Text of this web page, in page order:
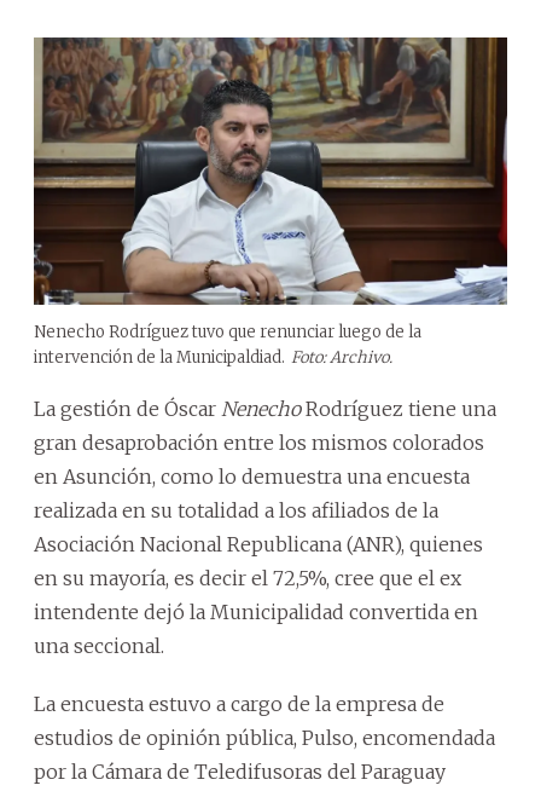
Nenecho Rodríguez tuvo que renunciar luego de la
intervención de la Municipaldiad. Foto: Archivo.
La gestión de Óscar NenechoRodríguez tiene una
gran desaprobación entre los mismos colorados
en Asunción, como lo demuestra una encuesta
realizada en su totalidad a los afiliados de la
Asociación Nacional Republicana (ANR), quienes
en su mayoría, es decir el 72,5%, cree que el ex
intendente dejó la Municipalidad convertida en
una seccional.
La encuesta estuvo a cargo de la empresa de
estudios de opinión pública, Pulso, encomendada
por la Cámara de Teledifusoras del Paraguay